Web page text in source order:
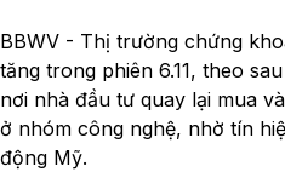
BBWV - Thị trường chứng
tăng trong phiên 6.11, theo
nơi nhà đầu tư quay lại mua
ở nhóm công nghệ, nhờ tín
động Mỹ.